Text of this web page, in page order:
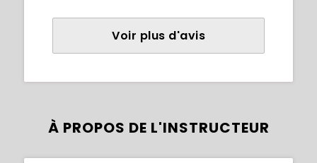
Voir plus d'avis
À PROPOS DE L'INSTRUCTEUR